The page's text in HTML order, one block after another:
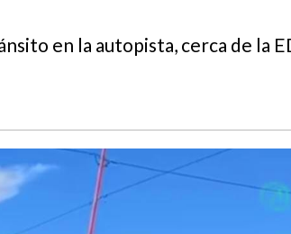
en la autopista, cerca de la